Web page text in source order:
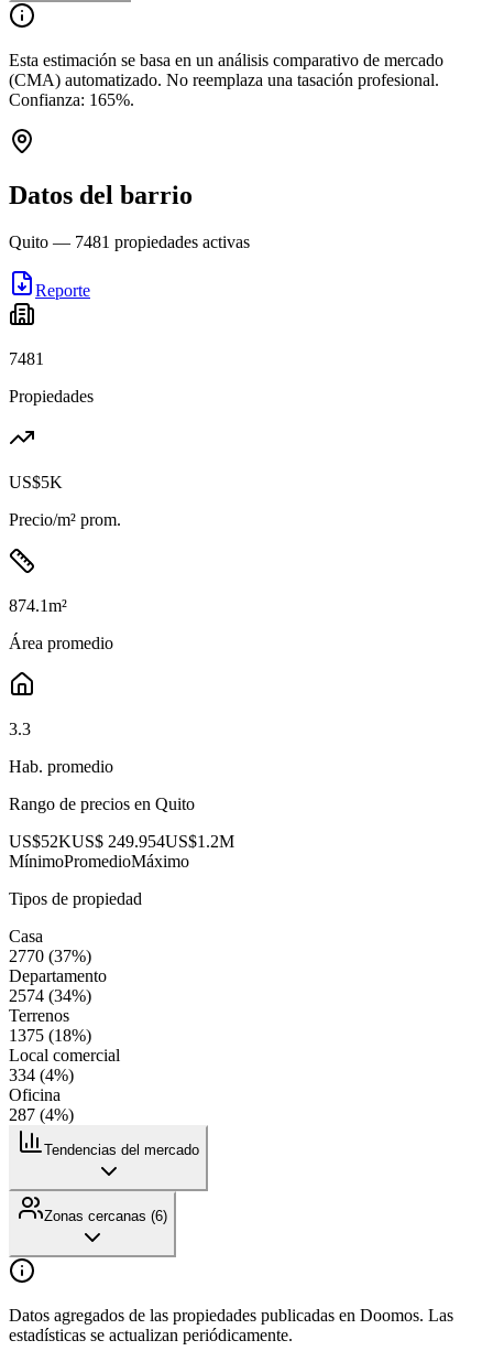
Esta estimación se basa en un análisis comparativo de mercado
(CMA) automatizado. No reemplaza una tasación profesional.
Confianza: 165%.
Datos del barrio
Quito — 7481 propiedades activas
Reporte
7481
Propiedades
US$5K
Precio/m² prom.
874.1m²
Área promedio
3.3
Hab. promedio
Rango de precios en Quito
US$52KUS$ 249.954US$1.2M
MínimoPromedioMáximo
Tipos de propiedad
Casa
2770 (37%)
Departamento
2574 (34%)
Terrenos
1375 (18%)
Local comercial
334 (4%)
Oficina
287 (4%)
Tendencias del mercado
Zonas cercanas (6)
Datos agregados de las propiedades publicadas en Doomos. Las
estadísticas se actualizan periódicamente.